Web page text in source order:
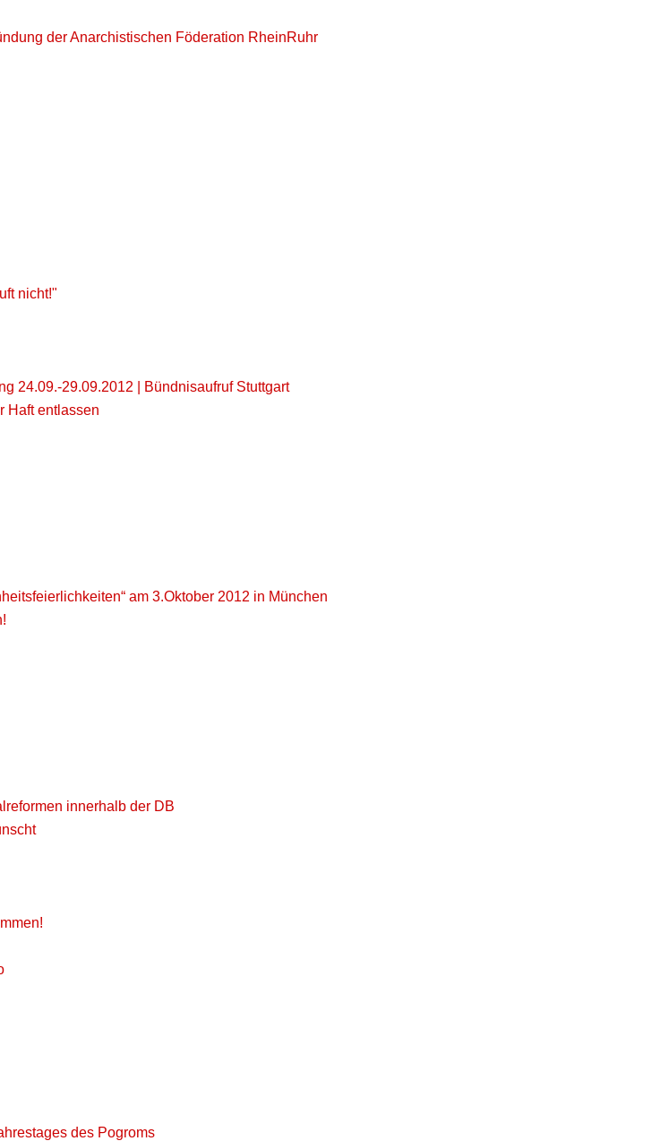
der Anarchistischen Föderation RheinRuhr
nicht!"
24.09.-29.09.2012 | Bündnisaufruf Stuttgart
Haft entlassen
am 3.Oktober 2012 in München
innerhalb der DB
des Pogroms